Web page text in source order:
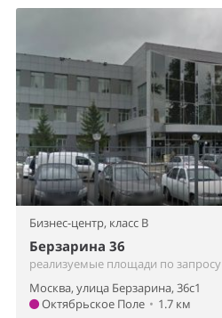
Бизнес-центр, класс B
Берзарина 36
реализуемые площади по запросу
Москва, улица Берзарина, 36с1
Октябрьское Поле • 1.7 км